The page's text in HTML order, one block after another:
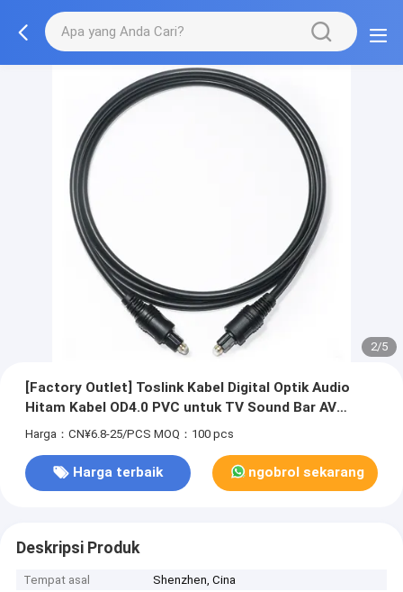
2/5
[Factory Outlet] Toslink Kabel Digital Optik Audio
Hitam Kabel OD4.0 PVC untuk TV Sound Bar AV
Receiver Konsol Permainan
Harga：CN¥6.8-25/PCS MOQ：100 pcs
Harga terbaik ngobrol sekarang
Deskripsi Produk
Tempat asal
Shenzhen, Cina